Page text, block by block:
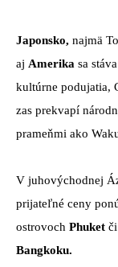
Japonsko, najmä
aj Amerika sa
kultúrne podujatia,
zas prekvapí
prameňmi ako
V juhovýchodnej
prijateľné ceny
ostrovoch Phuket či
Bangkoku.